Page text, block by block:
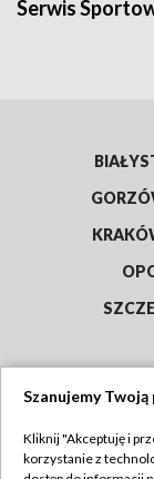
Serwis
Szanujemy
Kliknij "Akceptuję i
korzystanie z